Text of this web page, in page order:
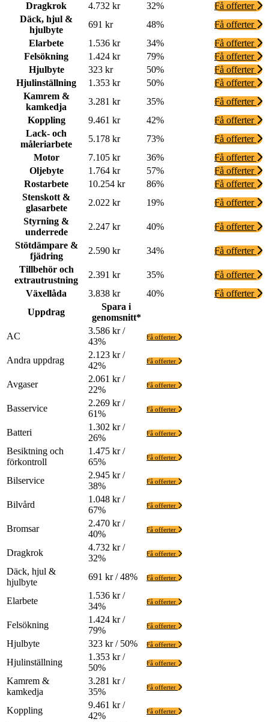
Dragkrok
4.732 kr 32%
Få offerter
Däck, hjul &
hjulbyte
691 kr 48%
Få offerter
Elarbete
1.536 kr 34%
Få offerter
Felsökning
1.424 kr 79%
Få offerter
Hjulbyte
323 kr 50%
Få offerter
Hjulinställning
1.353 kr 50%
Få offerter
Kamrem &
kamkedja
3.281 kr 35%
Få offerter
Koppling
9.461 kr 42%
Få offerter
Lack- och
måleriarbete
5.178 kr 73%
Få offerter
Motor
7.105 kr 36%
Få offerter
Oljebyte
1.764 kr 57%
Få offerter
Rostarbete
10.254 kr 86%
Få offerter
Stenskott &
glasarbete
2.022 kr 19%
Få offerter
Styrning &
underrede
2.247 kr 40%
Få offerter
Stötdämpare &
fjädring
2.590 kr 34%
Få offerter
Tillbehör och
extrautrustning
2.391 kr 35%
Få offerter
Växellåda
3.838 kr 40%
Få offerter
Uppdrag
Spara i
genomsnitt*
AC
3.586 kr /
43%
Få offerter
Andra uppdrag
2.123 kr /
42%
Få offerter
Avgaser
2.061 kr /
22%
Få offerter
Basservice
2.269 kr /
61%
Få offerter
Batteri
1.302 kr /
26%
Få offerter
Besiktning och
förkontroll
1.475 kr /
65%
Få offerter
Bilservice
2.945 kr /
38%
Få offerter
Bilvård
1.048 kr /
67%
Få offerter
Bromsar
2.470 kr /
40%
Få offerter
Dragkrok
4.732 kr /
32%
Få offerter
Däck, hjul &
hjulbyte
691 kr / 48% Få offerter
Elarbete
1.536 kr /
34%
Få offerter
Felsökning
1.424 kr /
79%
Få offerter
Hjulbyte 323 kr / 50% Få offerter
Hjulinställning
1.353 kr /
50%
Få offerter
Kamrem &
kamkedja
3.281 kr /
35%
Få offerter
Koppling
9.461 kr /
42%
Få offerter